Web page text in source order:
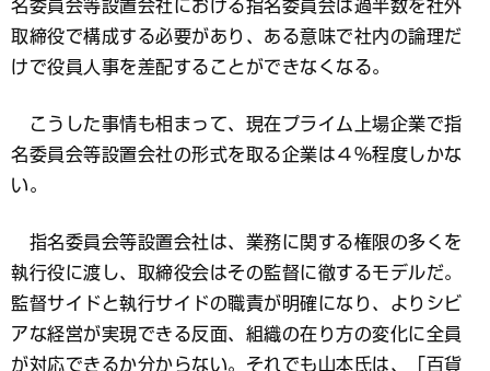
名委員会等設置会社における指名委員会は過半数を社外
取締役で構成する必要があり、ある意味で社内の論理だ
けで役員人事を差配することができなくなる。
こうした事情も相まって、現在プライム上場企業で指
名委員会等設置会社の形式を取る企業は４％程度しかな
い。
指名委員会等設置会社は、業務に関する権限の多くを
執行役に渡し、取締役会はその監督に徹するモデルだ。
監督サイドと執行サイドの職責が明確になり、よりシビ
アな経営が実現できる反面、組織の在り方の変化に全員
が対応できるか分からない。それでも山本氏は、「百貨